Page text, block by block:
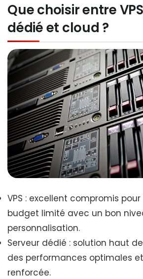
Que choisir entre
dédié et cloud ?
VPS : excellent compromis
budget limité avec un bon
personnalisation.
Serveur dédié : solution haut
des performances optimales
renforcée.